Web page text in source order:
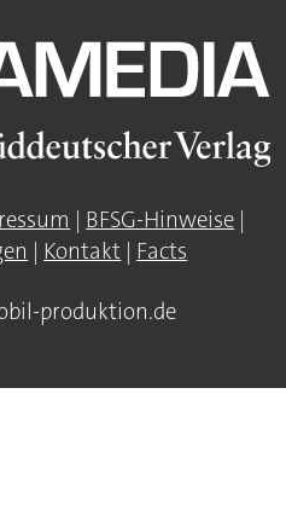
| BFSG-Hinweise |
| Kontakt | Facts
produktion.de